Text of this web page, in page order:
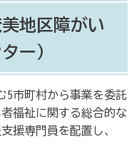
地区障がい
ー）
5市町村から事業を委託
福祉に関する総合的な
援専門員を配置し、